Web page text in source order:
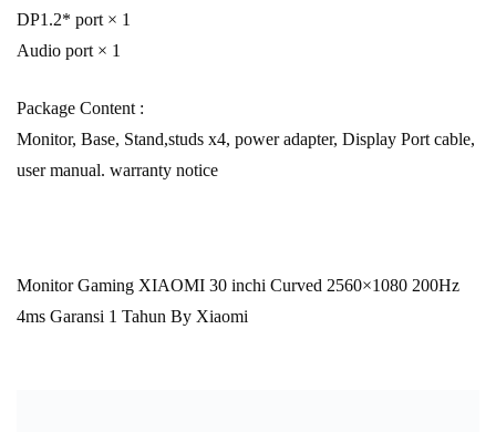
DP1.2* port × 1
Audio port × 1
Package Content :
Monitor, Base, Stand,studs x4, power adapter, Display Port cable,
user manual. warranty notice
Monitor Gaming XIAOMI 30 inchi Curved 2560×1080 200Hz
4ms Garansi 1 Tahun By Xiaomi